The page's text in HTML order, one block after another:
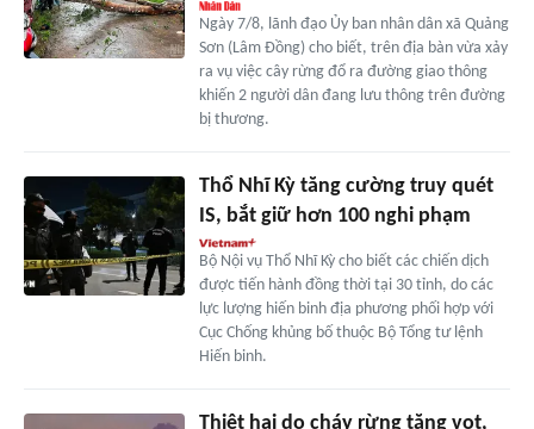
Ngày 7/8, lãnh đạo Ủy ban nhân dân xã Quảng
Sơn (Lâm Đồng) cho biết, trên địa bàn vừa xảy
ra vụ việc cây rừng đổ ra đường giao thông
khiến 2 người dân đang lưu thông trên đường
bị thương.
Thổ Nhĩ Kỳ tăng cường truy quét
IS, bắt giữ hơn 100 nghi phạm
Bộ Nội vụ Thổ Nhĩ Kỳ cho biết các chiến dịch
được tiến hành đồng thời tại 30 tỉnh, do các
lực lượng hiến binh địa phương phối hợp với
Cục Chống khủng bố thuộc Bộ Tổng tư lệnh
Hiến binh.
Thiệt hại do cháy rừng tăng vọt,